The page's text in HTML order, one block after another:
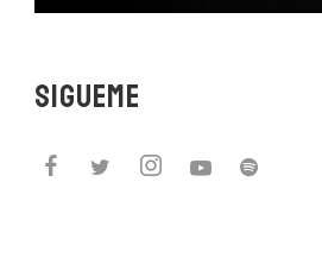
SIGUEME